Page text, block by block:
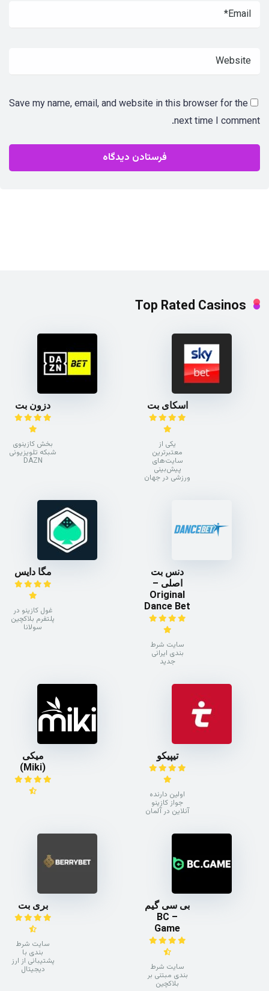
Save my name, email, and website in this browser for the
next time I comment.
Top Rated Casinos
اسکای بت
یکی از
معتبرترین
سایت‌های
پیش‌بینی
ورزشی در جهان
دزون بت
بخش کازینوی
شبکه تلویزیونی
DAZN
دنس بت
اصلی –
Original
Dance Bet
سایت شرط
بندی ایرانی
جدید
مگا دایس
غول کازینو در
پلتفرم بلاکچین
سولانا
تیپیکو
اولین دارنده
جواز کازینو
آنلاین در آلمان
میکی
(Miki)
بی سی گیم
– BC
Game
سایت شرط
بندی مبتنی بر
بلاکچین
بری بت
سایت شرط
بندی با
پشتیبانی از ارز
دیجیتال